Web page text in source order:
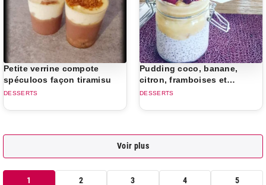
Petite verrine compote
spéculoos façon tiramisu
DESSERTS
Pudding coco, banane,
citron, framboises et
graines de chia
DESSERTS
Voir plus
1 2 3 4 5